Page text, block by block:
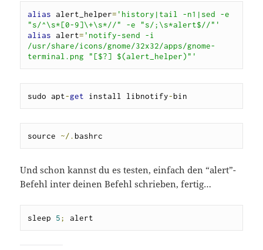
alias alert_helper= 'history|tail -n1|sed -e
"s/^\s*[0-9]\+\s*//" -e "s/;\s*alert$//"'
alias alert= 'notify-send -i
/usr/share/icons/gnome/32x32/apps/gnome-
terminal.png "[$?] $(alert_helper)"'
sudo apt-get install libnotify-bin
source ~/.bashrc
Und schon kannst du es testen, einfach den “alert”-
Befehl inter deinen Befehl schrieben, fertig…
sleep 5; alert